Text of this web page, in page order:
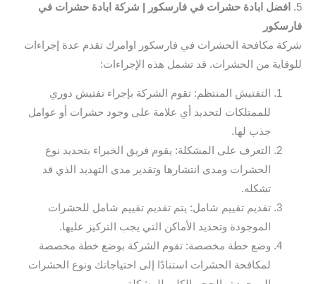
5.
افضل ابادة حشرات في فارسكور | شركة ابادة حشرات في
فارسكور
شركة مكافحة الحشرات في فارسكور اوامرك تقدم عدة إجراءات
للوقاية من الحشرات. قد تشمل هذه الإجراءات:
التفتيش المنتظم: تقوم الشركة بإجراء تفتيش دوري
للممتلكات لتحديد أي علامة على وجود حشرات أو عوامل
جذب لها.
التعرف على المشكلة: يقوم فريق الخبراء بتحديد نوع
الحشرات ومدى انتشارها وتقدير مدى التهديد الذي قد
تشكله.
تقديم تقييم شامل: يتم تقديم تقييم شامل للحشرات
الموجودة وتحديد الأماكن التي يجب التركيز عليها.
وضع خطة مخصصة: تقوم الشركة بوضع خطة مخصصة
لمكافحة الحشرات استنادًا إلى احتياجاتك ونوع الحشرات